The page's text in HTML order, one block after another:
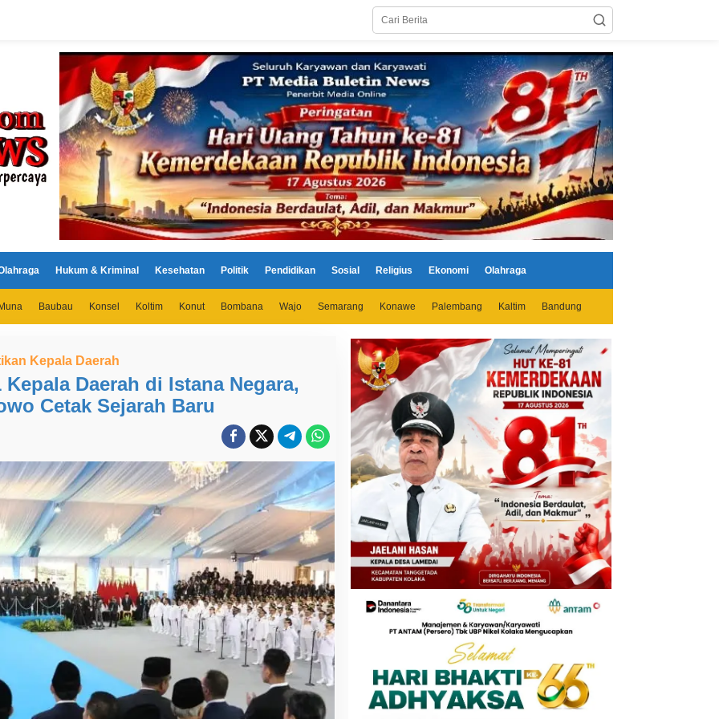
Hukum & Kriminal Kesehatan Politik Pendidikan Sosial Religius Ekonomi Olahraga
Baubau Konsel Koltim Konut Bombana Wajo Semarang Konawe Palembang Kaltim Bandung
Kepala Daerah
Daerah di Istana Negara,
Cetak Sejarah Baru